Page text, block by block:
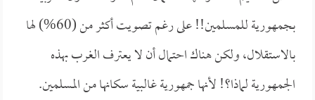
بجمهورية للمسلمين!! على رغم تصويت أكثر من (60%) لها
بالاستقلال، ولكن هناك احتمال أن لا يعترف الغرب بهذه
الجمهورية لماذا؟! لأنها جمهورية غالبية سكانها من المسلمين.